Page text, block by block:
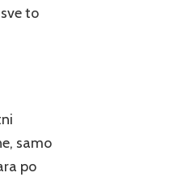
to
samo
po